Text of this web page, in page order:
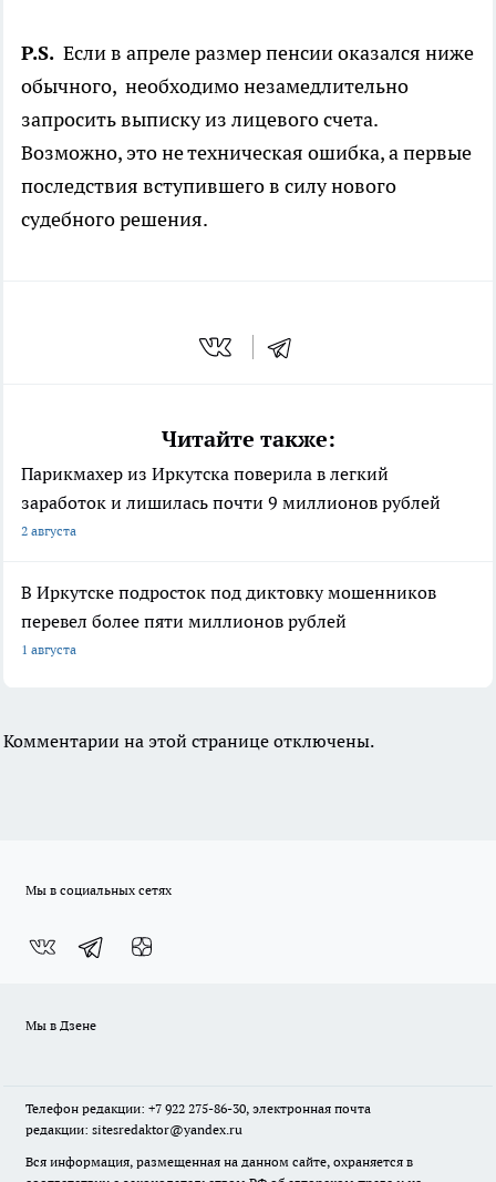
P.S. Если в апреле размер пенсии оказался ниже
обычного, необходимо незамедлительно
запросить выписку из лицевого счета.
Возможно, это не техническая ошибка, а первые
последствия вступившего в силу нового
судебного решения.
Читайте также:
Парикмахер из Иркутска поверила в легкий
заработок и лишилась почти 9 миллионов рублей
2 августа
В Иркутске подросток под диктовку мошенников
перевел более пяти миллионов рублей
1 августа
Комментарии на этой странице отключены.
Мы в социальных сетях
Мы в Дзене
Телефон редакции: +7 922 275-86-30, электронная почта
редакции: sitesredaktor@yandex.ru
Вся информация, размещенная на данном сайте, охраняется в